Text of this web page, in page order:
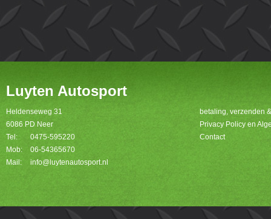
Luyten Autosport
Heldenseweg 31
6086 PD Neer
Tel:
0475-595220
Mob:
06-54365670
Mail:
info@luytenautosport.nl
betaling, verzenden
Privacy Policy en
Contact